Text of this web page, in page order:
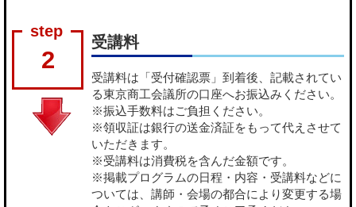
2
受講料
受講料は「受付確認票」到着後、記載されてい
る東京商工会議所の口座へお振込みください。
※振込手数料はご負担ください。
※領収証は銀行の送金済証をもって代えさせて
いただきます。
※受講料は消費税を含んだ金額です。
※掲載プログラムの日程・内容・受講料などに
ついては、講師・会場の都合により変更する場